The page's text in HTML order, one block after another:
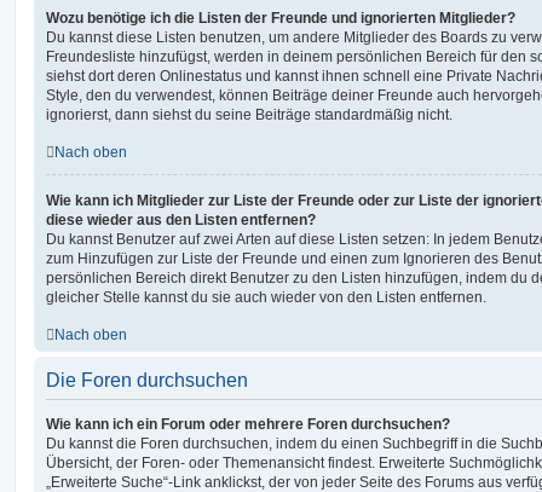
Wozu benötige ich die Listen der Freunde und ignorierten Mitglieder?
Du kannst diese Listen benutzen, um andere Mitglieder des Boards zu
Freundesliste hinzufügst, werden in deinem persönlichen Bereich für den
siehst dort deren Onlinestatus und kannst ihnen schnell eine Private
Style, den du verwendest, können Beiträge deiner Freunde auch
ignorierst, dann siehst du seine Beiträge standardmäßig nicht.
Nach oben
Wie kann ich Mitglieder zur Liste der Freunde oder zur Liste der
diese wieder aus den Listen entfernen?
Du kannst Benutzer auf zwei Arten auf diese Listen setzen: In jedem
zum Hinzufügen zur Liste der Freunde und einen zum Ignorieren des
persönlichen Bereich direkt Benutzer zu den Listen hinzufügen, indem du
gleicher Stelle kannst du sie auch wieder von den Listen entfernen.
Nach oben
Die Foren durchsuchen
Wie kann ich ein Forum oder mehrere Foren durchsuchen?
Du kannst die Foren durchsuchen, indem du einen Suchbegriff in die
Übersicht, der Foren- oder Themenansicht findest. Erweiterte
„Erweiterte Suche“-Link anklickst, der von jeder Seite des Forums aus